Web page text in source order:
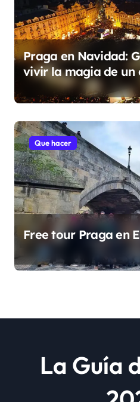
Praga en Navidad:
vivir la magia de un
Que hacer
Free tour Praga en
La Guía